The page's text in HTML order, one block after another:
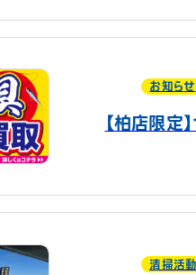
お知らせ
【柏店限
清掃活動